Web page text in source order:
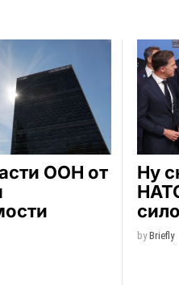
ООН от
Ну
byBriefly